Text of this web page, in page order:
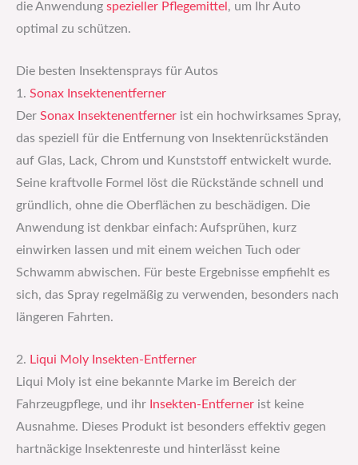
die Anwendung spezieller Pflegemittel , um Ihr Auto
optimal zu schützen.
Die besten Insektensprays für Autos
1. Sonax Insektenentferner
Der Sonax Insektenentferner ist ein hochwirksames Spray,
das speziell für die Entfernung von Insektenrückständen
auf Glas, Lack, Chrom und Kunststoff entwickelt wurde.
Seine kraftvolle Formel löst die Rückstände schnell und
gründlich, ohne die Oberflächen zu beschädigen. Die
Anwendung ist denkbar einfach: Aufsprühen, kurz
einwirken lassen und mit einem weichen Tuch oder
Schwamm abwischen. Für beste Ergebnisse empfiehlt es
sich, das Spray regelmäßig zu verwenden, besonders nach
längeren Fahrten.
2. Liqui Moly Insekten-Entferner
Liqui Moly ist eine bekannte Marke im Bereich der
Fahrzeugpflege, und ihr Insekten-Entferner ist keine
Ausnahme. Dieses Produkt ist besonders effektiv gegen
hartnäckige Insektenreste und hinterlässt keine